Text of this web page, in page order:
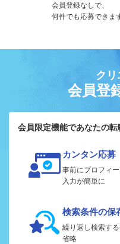
会員登録なしで、
何件でも応募できま
クリ
会員登
会員限定機能であなたの転
カンタン応募
事前にプロフィ
入力が簡単に
検索条件の保
繰り返し検索す
省略